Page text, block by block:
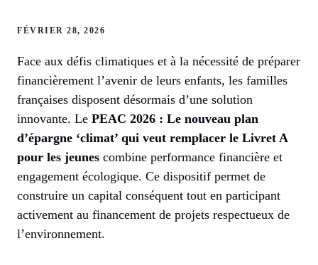
FÉVRIER 28, 2026
Face aux défis climatiques et à la nécessité de préparer
financièrement l’avenir de leurs enfants, les familles
françaises disposent désormais d’une solution
innovante. Le PEAC 2026 : Le nouveau plan
d’épargne ‘climat’ qui veut remplacer le Livret A
pour les jeunes combine performance financière et
engagement écologique. Ce dispositif permet de
construire un capital conséquent tout en participant
activement au financement de projets respectueux de
l’environnement.